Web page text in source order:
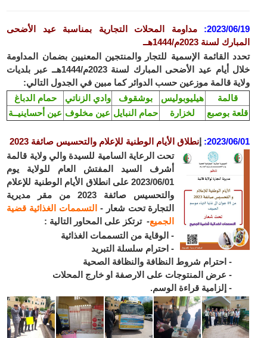
2023/06/19
:
مداومة المحلات التجارية بمناسبة عيد الأضحى
المبارك لسنة 2023م/1444هــ
تحدد القائمة الإسمية للتجار والمنتجين المعنيين بضمان المداومة
خلال أيام عيد الأضحى المبارك لسنة 2023م/1444هــ عبر بلديات
ولاية قالمة موزعين حسب الدوائر كما مبين في الجدول التالي:
حمام الدباغ
وادي الزناتي بوشقوف هيليوبوليس
قالمة
عين أحساينيــة عين مخلوف حمام النبايل لخزارة قلعة بوصبع
2023/06/01
: نطلاق الأيام الوطنية للإعلام والتحسيس صائفة 2023
تحت الرعاية السامية للسيدة والي ولاية قالمة
أشرف السيد المفتش العام للولاية يوم
2023/06/01 على انطلاق الأيام الوطنية للإعلام
والتحسيس صائفة 2023 من مقر مديرية
التجارة تحت شعار - التسممات الغذائية قضية
الجميع- ترتكز على المحاور التالية :
- الوقاية من التسممات الغذائية
- احترام سلسلة التبريد
- احترام شروط النظافة والنظافة الصحية
- عرض المنتوجات على الارصفة او خارج المحلات
- إلزامية قراءة الوسم.